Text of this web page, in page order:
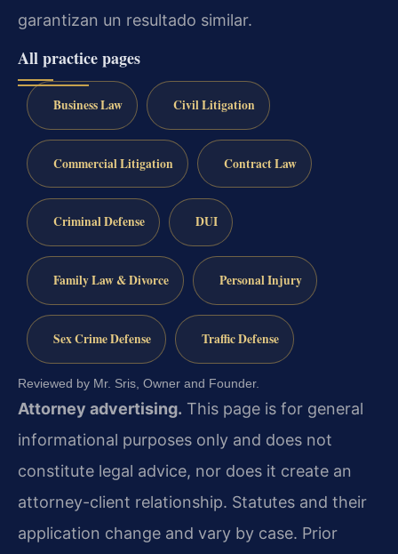
garantizan un resultado similar.
All practice pages
Business Law Civil Litigation
Commercial Litigation Contract Law
Criminal Defense DUI
Family Law & Divorce Personal Injury
Sex Crime Defense Traffic Defense
Reviewed by Mr. Sris, Owner and Founder.
Attorney advertising. This page is for general
informational purposes only and does not
constitute legal advice, nor does it create an
attorney-client relationship. Statutes and their
application change and vary by case. Prior